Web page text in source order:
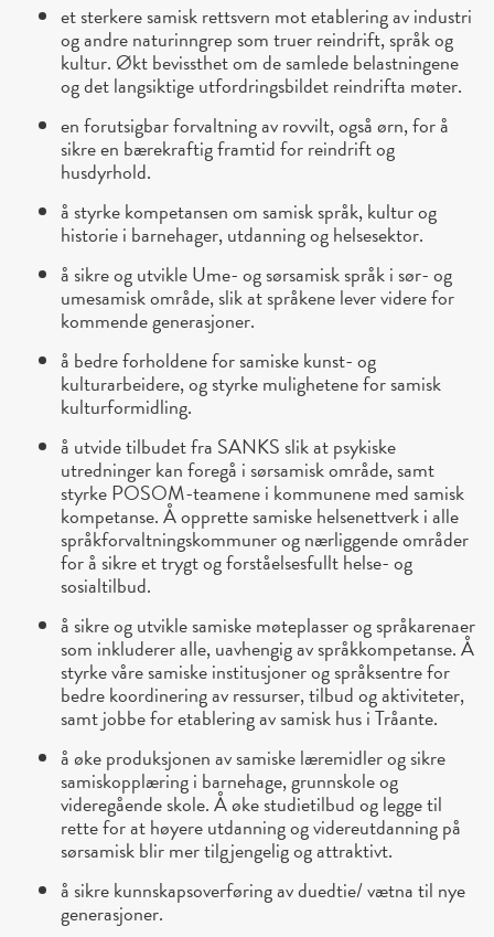
et sterkere samisk rettsvern mot etablering av industri
og andre naturinngrep som truer reindrift, språk og
kultur. Økt bevissthet om de samlede belastningene
og det langsiktige utfordringsbildet reindrifta møter.
en forutsigbar forvaltning av rovvilt, også ørn, for å
sikre en bærekraftig framtid for reindrift og
husdyrhold.
å styrke kompetansen om samisk språk, kultur og
historie i barnehager, utdanning og helsesektor.
å sikre og utvikle Ume- og sørsamisk språk i sør- og
umesamisk område, slik at språkene lever videre for
kommende generasjoner.
å bedre forholdene for samiske kunst- og
kulturarbeidere, og styrke mulighetene for samisk
kulturformidling.
å utvide tilbudet fra SANKS slik at psykiske
utredninger kan foregå i sørsamisk område, samt
styrke POSOM-teamene i kommunene med samisk
kompetanse. Å opprette samiske helsenettverk i alle
språkforvaltningskommuner og nærliggende områder
for å sikre et trygt og forståelsesfullt helse- og
sosialtilbud.
å sikre og utvikle samiske møteplasser og språkarenaer
som inkluderer alle, uavhengig av språkkompetanse. Å
styrke våre samiske institusjoner og språksentre for
bedre koordinering av ressurser, tilbud og aktiviteter,
samt jobbe for etablering av samisk hus i Tråante.
å øke produksjonen av samiske læremidler og sikre
samiskopplæring i barnehage, grunnskole og
videregående skole. Å øke studietilbud og legge til
rette for at høyere utdanning og videreutdanning på
sørsamisk blir mer tilgjengelig og attraktivt.
å sikre kunnskapsoverføring av duedtie/ vætna til nye
generasjoner.